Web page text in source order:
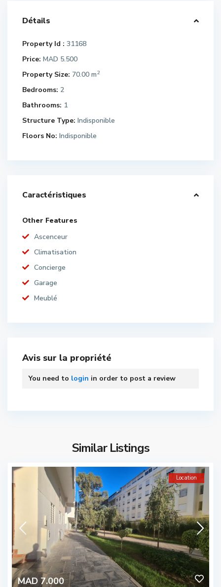
Détails
Property Id : 31168
Price: MAD 5.500
Property Size: 70.00 m2
Bedrooms: 2
Bathrooms: 1
Structure Type: Indisponible
Floors No: Indisponible
Caractéristiques
Other Features
Ascenceur
Climatisation
Concierge
Garage
Meublé
Avis sur la propriété
You need to login in order to post a review
Similar Listings
MAD 7.000
Location